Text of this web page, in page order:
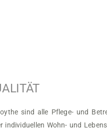
sind alle Pflege- und
individuellen Wohn- und